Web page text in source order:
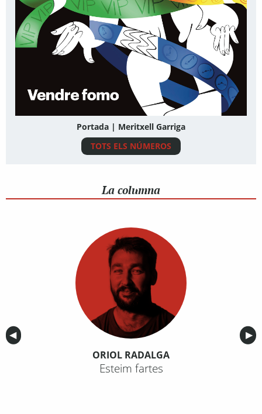
Portada | Meritxell Garriga
TOTS ELS NÚMEROS
La columna
Anterior
◀︎ ▶︎
ORIOL RADALGA
Esteim fartes